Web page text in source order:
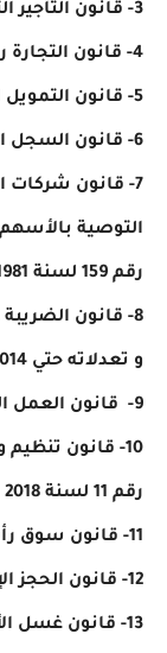
3- قانون التأجير التمويلي رقم 95 لسنة 1995 م .
4- قانون التجارة رقم 17 لسنة 1999 م .
5- قانون التمويل العقاري رقم 148 لسنة 2001 م .
6- قانون السجل التجاري رقم 34 لسنة 1976 م .
7- قانون شركات
التوصية
رقم 159 لسنة 1981 م .
و تعدلاته حتي 2014 .
9- قانون العمل المصري رقم 12 لسنة 2003 م .
10- قانون
رقم 11 لسنة 2018 م .
11- قانون سوق رأس المال رقم 95 لسنة 1992 م .
12- قانون الحجز الإداري رقم 308 لسنة 1955م .
13- قانون غسل الأموال .